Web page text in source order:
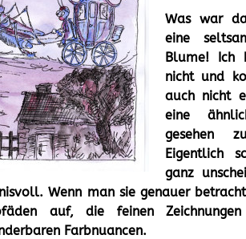
Was war
eine
Blume! Ich
nicht und
auch nicht
eine
gesehen
Eigentlich
ganz
Wenn man sie genauer
auf, die feinen
Farbnuancen.